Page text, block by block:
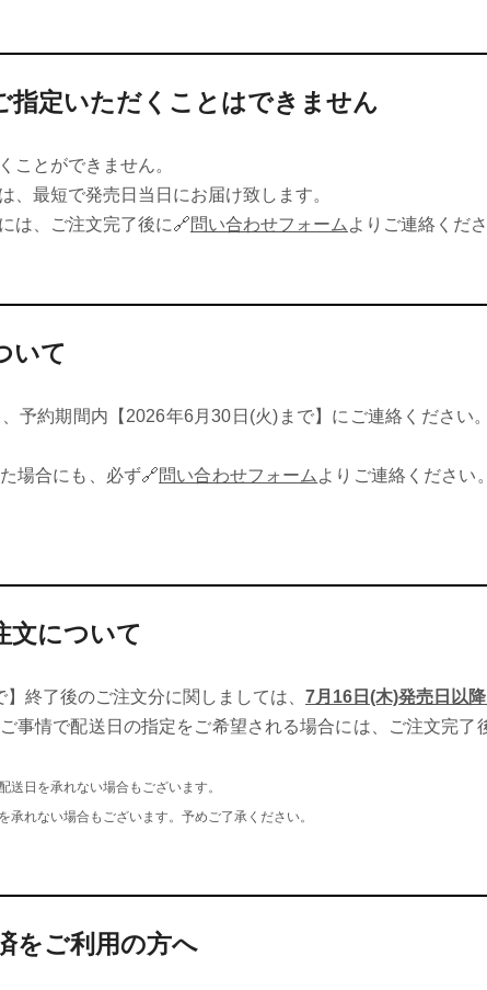
指定いただくことはできません
ことができません。
、最短で発売日当日にお届け致します。
は、ご注文完了後に🔗問い合わせフォーム よりご連絡くださ
いて
予約期間内【2026年6月30日(火)まで】にご連絡ください
場合にも、必ず🔗問い合わせフォーム よりご連絡ください
文について
終了後のご注文分に関しましては、 7月16日(木)発売日以
事情で配送日の指定をご希望される場合には、ご注文完了
日を承れない場合もございます。
れない場合もございます。予めご了承ください。
をご利用の方へ